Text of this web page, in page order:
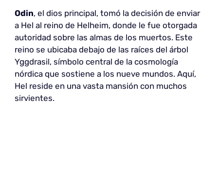
Odin, el dios principal, tomó la decisión de enviar
a Hel al reino de Helheim, donde le fue otorgada
autoridad sobre las almas de los muertos. Este
reino se ubicaba debajo de las raíces del árbol
Yggdrasil, símbolo central de la cosmología
nórdica que sostiene a los nueve mundos. Aquí,
Hel reside en una vasta mansión con muchos
sirvientes.